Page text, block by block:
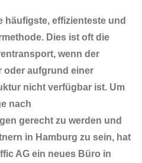
häufigste, effizienteste und
Dies ist oft die
wenn der
oder aufgrund einer
nicht verfügbar ist. Um
nach
gerecht zu werden und
in Hamburg zu sein, hat
AG ein neues Büro in